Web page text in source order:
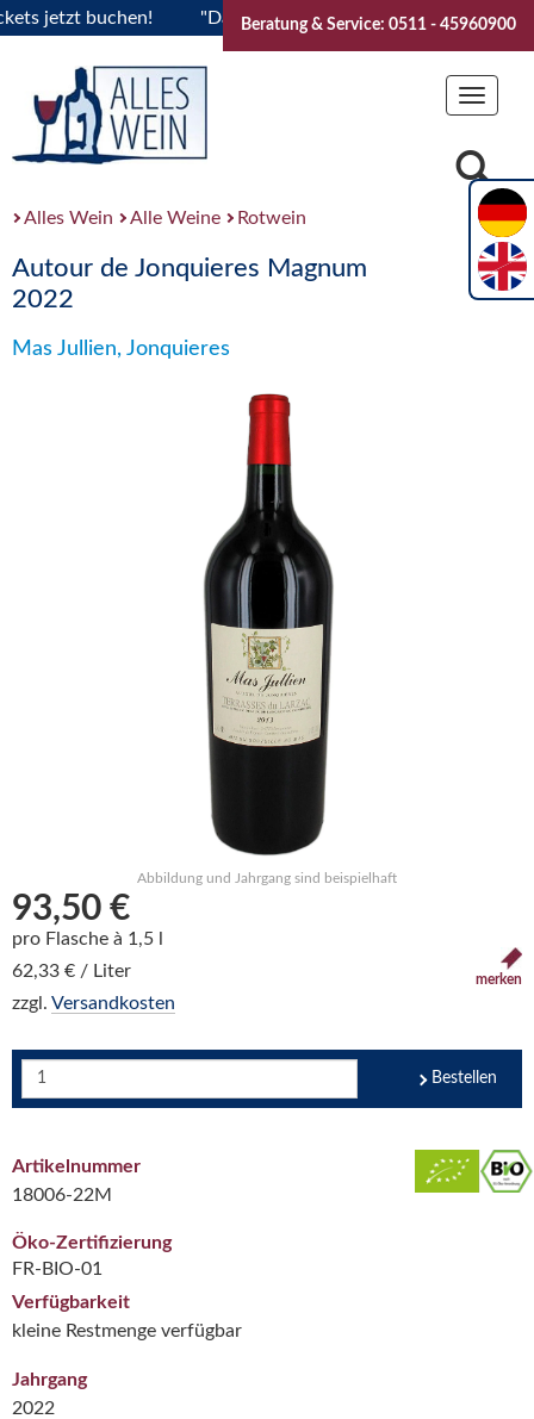
jetzt buchen! "Das Sommerfest 2026" Vive la
Beratung & Service: 0511 - 45960900
Toggle
Alles Wein Alle Weine Rotwein
Autour de Jonquieres Magnum
2022
Mas Jullien, Jonquieres
Abbildung und Jahrgang sind beispielhaft
93,50 €
pro Flasche à 1,5 l
62,33 € / Liter
zzgl. Versandkosten
merken
Bestellen
Artikelnummer
18006-22M
Öko-Zertifizierung
FR-BIO-01
Verfügbarkeit
kleine Restmenge verfügbar
Jahrgang
2022